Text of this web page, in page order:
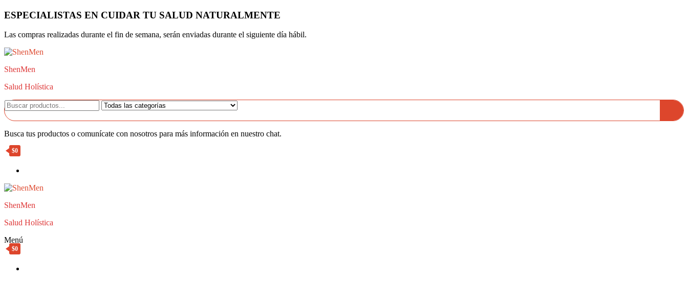
Saltar
contenido
ESPECIALISTAS EN CUIDAR TU SALUD NATURALMENTE
Las compras realizadas durante el fin de semana, serán enviadas durante el siguiente día hábil.
ShenMen
Salud Holística
Busca tus productos o comunícate con nosotros para más información en nuestro chat.
$0
ShenMen
Salud Holística
Menú
$0